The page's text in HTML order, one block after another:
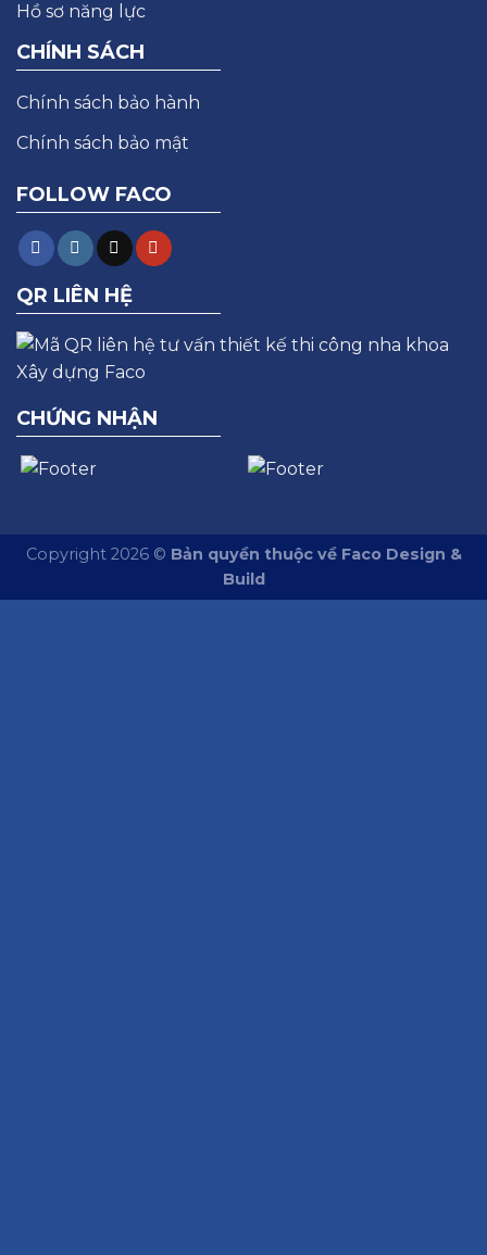
Hồ sơ năng lực
CHÍNH SÁCH
Chính sách bảo hành
Chính sách bảo mật
FOLLOW FACO
QR LIÊN HỆ
CHỨNG NHẬN
Copyright 2026 © Bản quyền thuộc về Faco Design &
Build